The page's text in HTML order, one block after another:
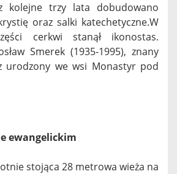
kolejne trzy lata dobudowano
oraz salki katechetyczne.W
cerkwi stanął ikonostas.
Smerek (1935-1995), znany
urodzony we wsi Monastyr pod
ewangelickim
stojąca 28 metrowa wieża na